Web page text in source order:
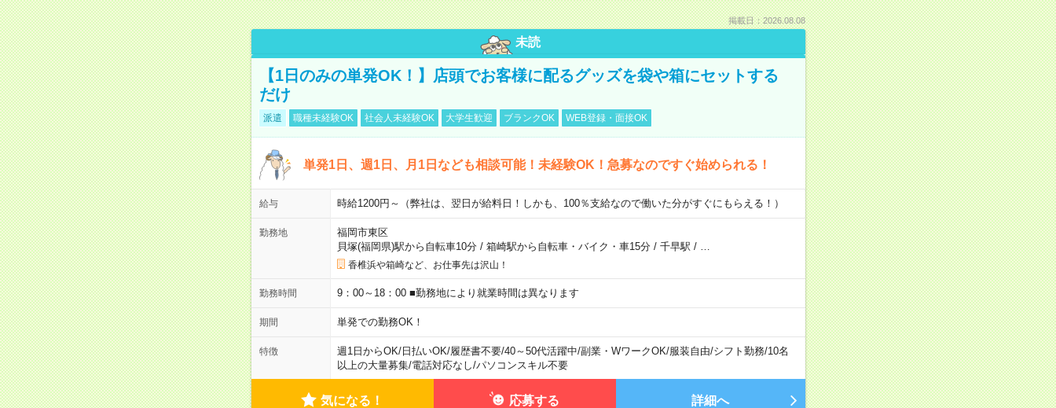
掲載日：2026.08.08
未読
【1日のみの単発OK！】店頭でお客様に配るグッズを袋や箱にセットする
だけ
派遣 職種未経験OK 社会人未経験OK 大学生歓迎 ブランクOK WEB登録・面接OK
単発1日、週1日、月1日なども相談可能！未経験OK！急募なのですぐ始められる！
給与 時給1200円～（弊社は、翌日が給料日！しかも、100％支給なので働いた分がすぐにもらえる！）
勤務地
福岡市東区
貝塚(福岡県)駅から自転車10分/ 箱崎駅から自転車・バイク・車15分/ 千早駅 /
香椎浜や箱崎など、お仕事先は沢山！
勤務時間 9：00～18：00 ■勤務地により就業時間は異なります
期間 単発での勤務OK！
特徴 週1日からOK/日払いOK/履歴書不要/40～50代活躍中/副業・WワークOK/服装自由/シフト勤務/10名
以上の大量募集/電話対応なし/パソコンスキル不要
気になる！ 応募する 詳細へ